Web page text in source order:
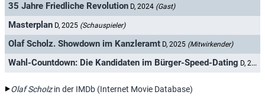
35 Jahre Friedliche Revolution D, 2024 (Gast)
Masterplan D, 2025 (Schauspieler)
Olaf Scholz. Showdown im Kanzleramt D, 2025 (Mitwirkender)
Wahl-Countdown: Die Kandidaten im Bürger-Speed-Dating D, 2025
Olaf Scholzin der IMDb (Internet Movie Database)